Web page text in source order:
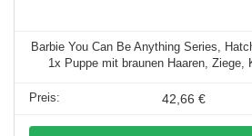
Barbie You Can Be Anything Series,
1x Puppe mit braunen Haaren, Ziege,
42,66 €